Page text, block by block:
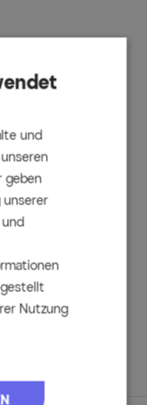
kommt.
das Holz über
Maserung besser
an
vor Kratzern
FSC®-
und
geben
unserer
Nutzung